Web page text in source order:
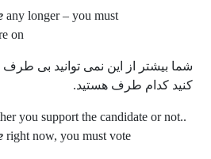
You can’t
any longer – you must
on
شما بیشتر از این نمی توانید بی طرف
کنید کدام طرف هستید.
you support the candidate or not.
right now, you must vote